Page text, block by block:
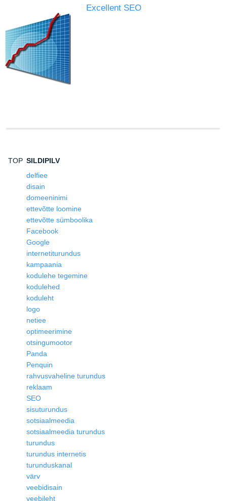
Excellent SEO
TOP SILDIPILV
delfiee
disain
domeeninimi
ettevõtte loomine
ettevõtte sümboolika
Facebook
Google
internetiturundus
kampaania
kodulehe tegemine
kodulehed
koduleht
logo
netiee
optimeerimine
otsingumootor
Panda
Penquin
rahvusvaheline turundus
reklaam
SEO
sisuturundus
sotsiaalmeedia
sotsiaalmeedia turundus
turundus
turundus internetis
turunduskanal
värv
veebidisain
veebileht